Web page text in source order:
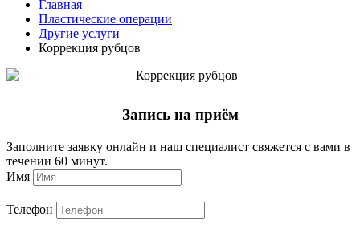
Главная
Пластические операции
Другие услуги
Коррекция рубцов
Запись на приём
Заполните заявку онлайн и наш специалист свяжется с вами в
течении 60 минут.
Имя
Телефон